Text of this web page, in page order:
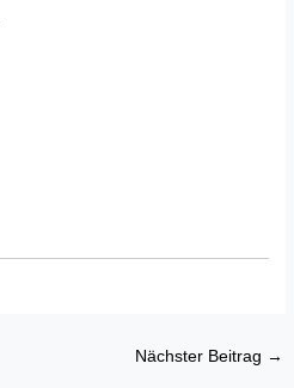
Nächster Beitrag →